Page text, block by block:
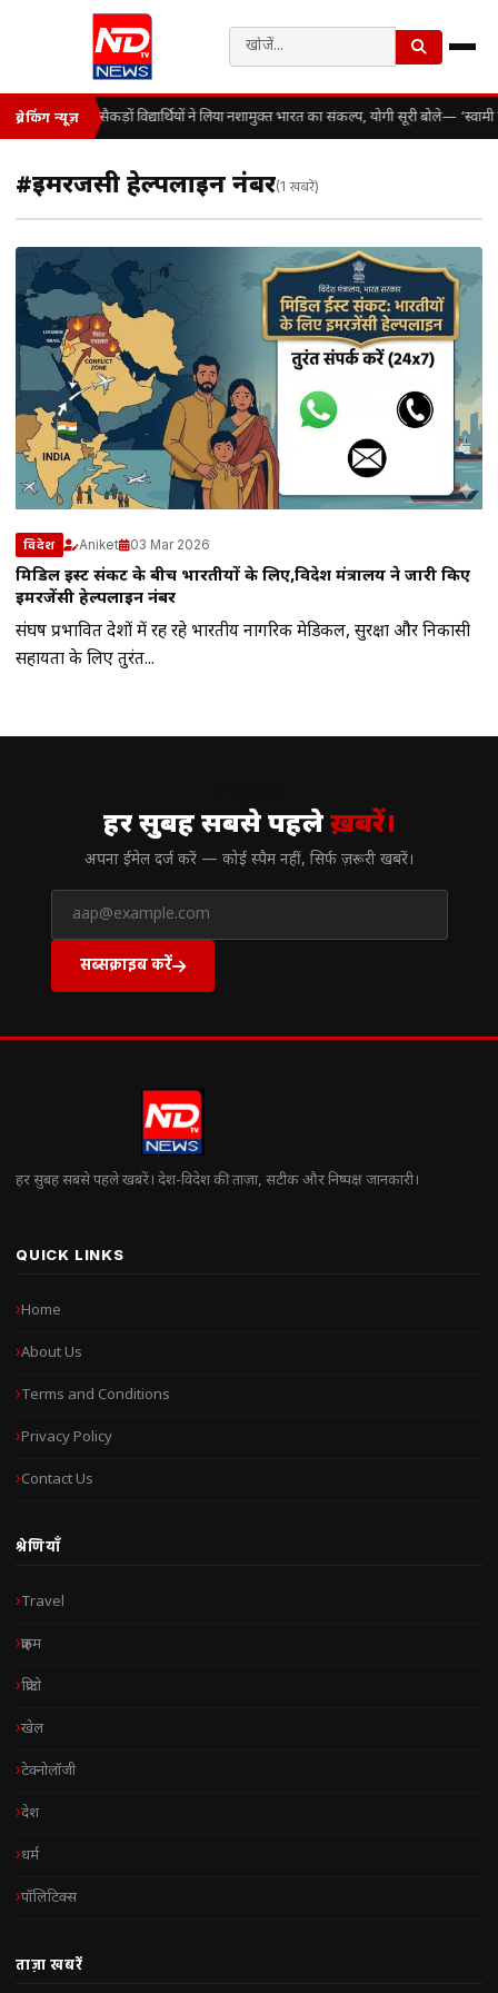
ब्रेकिंग न्यूज़ सैकड़ों विद्यार्थियों ने लिया नशामुक्त भारत का संकल्प, योगी सूरी बोले—
#इमरजेंसी हेल्पलाइन नंबर(1 खबरें)
विदेश Aniket 03 Mar 2026
मिडिल ईस्ट संकट के बीच भारतीयों के लिए,विदेश मंत्रालय ने जारी किए
इमरजेंसी हेल्पलाइन नंबर
संघर्ष प्रभावित देशों में रह रहे भारतीय नागरिक मेडिकल, सुरक्षा और निकासी
सहायता के लिए तुरंत...
हर सुबह सबसे पहलेख़बरें।
अपना ईमेल दर्ज करें — कोई स्पैम नहीं, सिर्फ ज़रूरी खबरें।
सब्सक्राइब करें
हर सुबह सबसे पहले खबरें। देश-विदेश की ताज़ा, सटीक और निष्पक्ष जानकारी।
QUICK LINKS
Home
About Us
Terms and Conditions
Privacy Policy
Contact Us
श्रेणियाँ
Travel
क्राइम
क्रिप्टो
खेल
टेक्नोलॉजी
देश
धर्म
पॉलिटिक्स
ताज़ा खबरें